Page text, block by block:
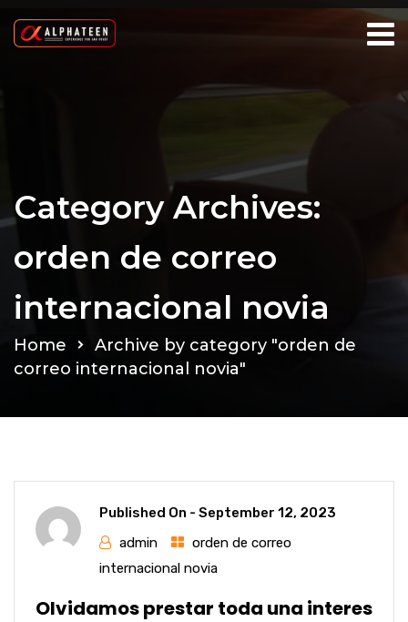
Category Archives:
orden de correo
internacional novia
Home
Archive by category "orden de
correo internacional novia"
Published On - September 12, 2023
admin
orden de correo
internacional novia
Olvidamos prestar toda una interes